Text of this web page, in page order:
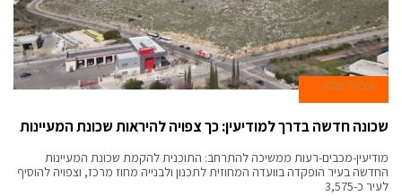
6 ביולי 2026
שכונה חדשה בדרך למודיעין: כך צפויה להיראות שכונת המעיינות
מודיעין-מכבים-רעות ממשיכה להתרחב: התוכנית להקמת שכונת המעיינות
החדשה בעיר הופקדה בוועדה המחוזית לתכנון ולבנייה מחוז מרכז, וצפויה להוסיף
לעיר כ-3,575